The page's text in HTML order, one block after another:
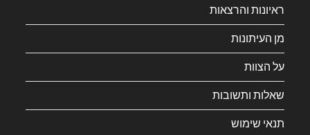
ראיונות והרצאות
מן העיתונות
על הצוות
שאלות ותשובות
תנאי שימוש